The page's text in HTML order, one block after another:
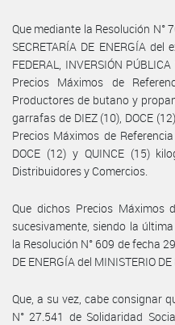
Que mediante la Resolución N°
SECRETARÍA DE ENERGÍA del
FEDERAL, INVERSIÓN
Precios Máximos de
Productores de butano y
garrafas de DIEZ (10), DOCE
Precios Máximos de
DOCE (12) y QUINCE (15)
Distribuidores y Comercios.
Que dichos Precios Máximos
sucesivamente, siendo la
la Resolución N° 609 de fecha
DE ENERGÍA del MINISTERIO DE
Que, a su vez, cabe consignar
N° 27.541 de Solidaridad